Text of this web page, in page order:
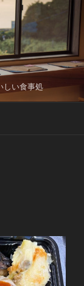
しい食事処